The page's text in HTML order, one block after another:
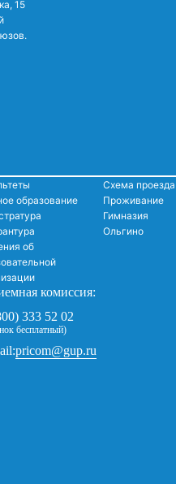
15
образование
об
Схема проезда
Проживание
Гимназия
Ольгино
комиссия:
333 52 02
бесплатный)
pricom@gup.ru